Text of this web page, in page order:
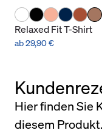
Relaxed Fit T-Shirt
ab 29,90 €
Hier finden Sie
diesem